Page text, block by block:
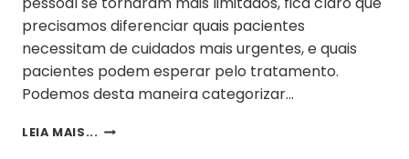
precisamos diferenciar quais pacientes
necessitam de cuidados mais urgentes, e quais
pacientes podem esperar pelo tratamento.
Podemos desta maneira categorizar…
LEIA MAIS...